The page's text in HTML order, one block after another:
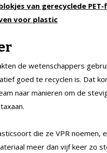
van gerecyclede
voor plastic
de wetenschappers
goed te recyclen is. Dat
naar manieren om de
die ze VPR noemen,
meer dan vijf keer zo